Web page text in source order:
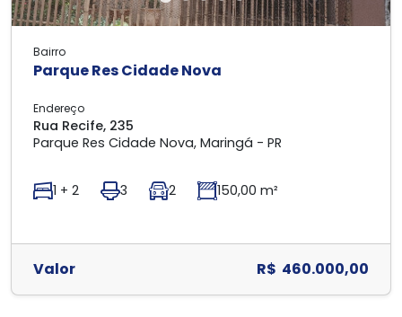
Bairro
Parque Res Cidade Nova
Endereço
Rua Recife, 235
Parque Res Cidade Nova, Maringá - PR
1 + 2 3 2 150,00 m²
Valor R$ 460.000,00